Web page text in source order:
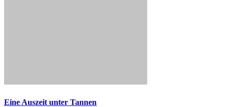
Eine Auszeit unter Tannen